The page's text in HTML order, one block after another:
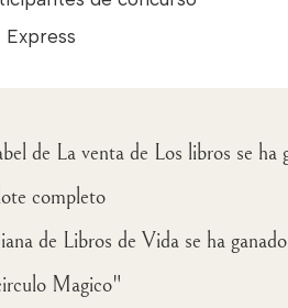
Express
de La venta de Los libros se ha
completo
de Libros de Vida se ha
Magico"